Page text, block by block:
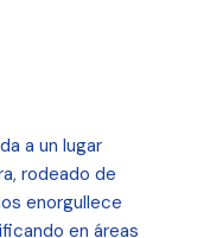
a un lugar
rodeado de
enorgullece
en áreas